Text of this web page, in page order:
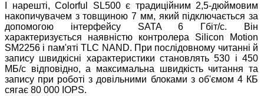
І нарешті, Colorful SL500 є традиційним 2,5-дюймовим
накопичувачем з товщиною 7 мм, який підключається за
допомогою інтерфейсу SATA 6 Гбіт/с. Він
характеризується наявністю контролера Silicon Motion
SM2256 і пам'яті TLC NAND. При послідовному читанні й
запису швидкісні характеристики становлять 530 і 450
МБ/с відповідно, а максимальна швидкість читання та
запису при роботі з довільними блоками з об'ємом 4 КБ
сягає 80 000 IOPS.